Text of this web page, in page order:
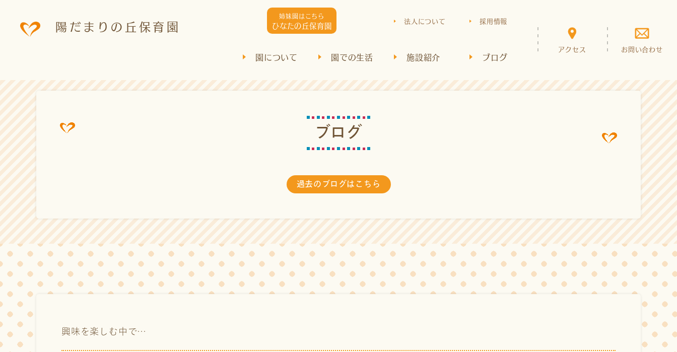
陽だまりの丘保育園
姉妹園はこちら
ひなたの丘保育園 法人について 採用情報
園について 園での生活 施設紹介 ブログ
アクセス お問い合わせ
ブログ
過去のブログはこちら
興味を楽しむ中で…